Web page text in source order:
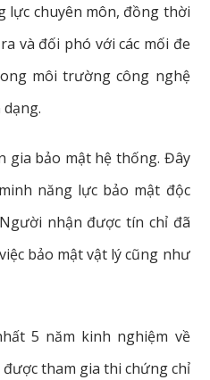
lực chuyên môn, đồng thời
và đối phó với các mối đe
môi trường công nghệ
gia bảo mật hệ thống. Đây
năng lực bảo mật độc
nhận được tín chỉ đã
bảo mật vật lý cũng như
5 năm kinh nghiệm về
tham gia thi chứng chỉ